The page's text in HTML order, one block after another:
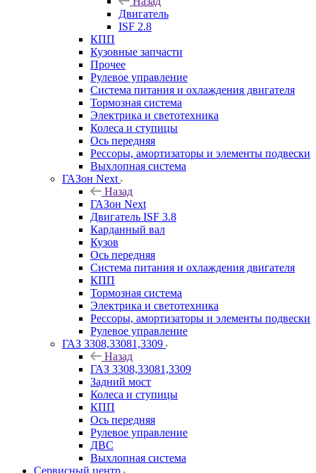
Двигатель
ISF 2.8
КПП
Кузовные запчасти
Прочее
Рулевое управление
Система питания и охлаждения двигателя
Тормозная система
Электрика и светотехника
Колеса и ступицы
Ось передняя
Рессоры, амортизаторы и элементы подвески
Выхлопная система
ГАЗон Next
Назад
ГАЗон Next
Двигатель ISF 3.8
Карданный вал
Кузов
Ось передняя
Система питания и охлаждения двигателя
КПП
Тормозная система
Электрика и светотехника
Рессоры, амортизаторы и элементы подвески
Рулевое управление
ГАЗ 3308,33081,3309
Назад
ГАЗ 3308,33081,3309
Задний мост
Колеса и ступицы
КПП
Ось передняя
Рулевое управление
ДВС
Выхлопная система
Сервисный центр